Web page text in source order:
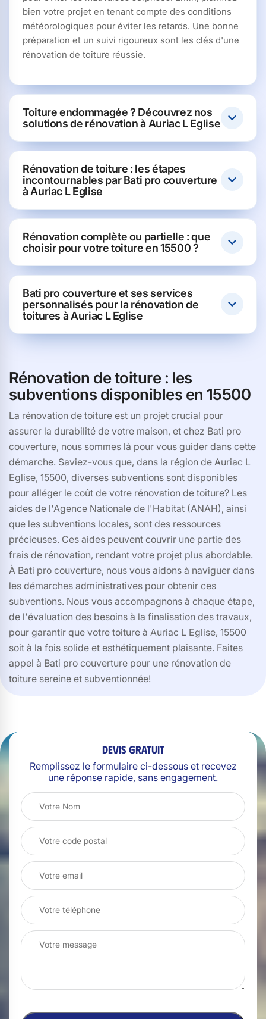
bien votre projet en tenant compte des conditions
météorologiques pour éviter les retards. Une bonne
préparation et un suivi rigoureux sont les clés d'une
rénovation de toiture réussie.
Toiture endommagée ? Découvrez nos
solutions de rénovation à Auriac L Eglise
Rénovation de toiture : les étapes
incontournables par Bati pro couverture
à Auriac L Eglise
Rénovation complète ou partielle : que
choisir pour votre toiture en 15500 ?
Bati pro couverture et ses services
personnalisés pour la rénovation de
toitures à Auriac L Eglise
Rénovation de toiture : les
subventions disponibles en 15500
La rénovation de toiture est un projet crucial pour
assurer la durabilité de votre maison, et chez Bati pro
couverture, nous sommes là pour vous guider dans cette
démarche. Saviez-vous que, dans la région de Auriac L
Eglise, 15500, diverses subventions sont disponibles
pour alléger le coût de votre rénovation de toiture? Les
aides de l'Agence Nationale de l'Habitat (ANAH), ainsi
que les subventions locales, sont des ressources
précieuses. Ces aides peuvent couvrir une partie des
frais de rénovation, rendant votre projet plus abordable.
À Bati pro couverture, nous vous aidons à naviguer dans
les démarches administratives pour obtenir ces
subventions. Nous vous accompagnons à chaque étape,
de l'évaluation des besoins à la finalisation des travaux,
pour garantir que votre toiture à Auriac L Eglise, 15500
soit à la fois solide et esthétiquement plaisante. Faites
appel à Bati pro couverture pour une rénovation de
toiture sereine et subventionnée!
Devis gratuit
Remplissez le formulaire ci-dessous et recevez
une réponse rapide, sans engagement.